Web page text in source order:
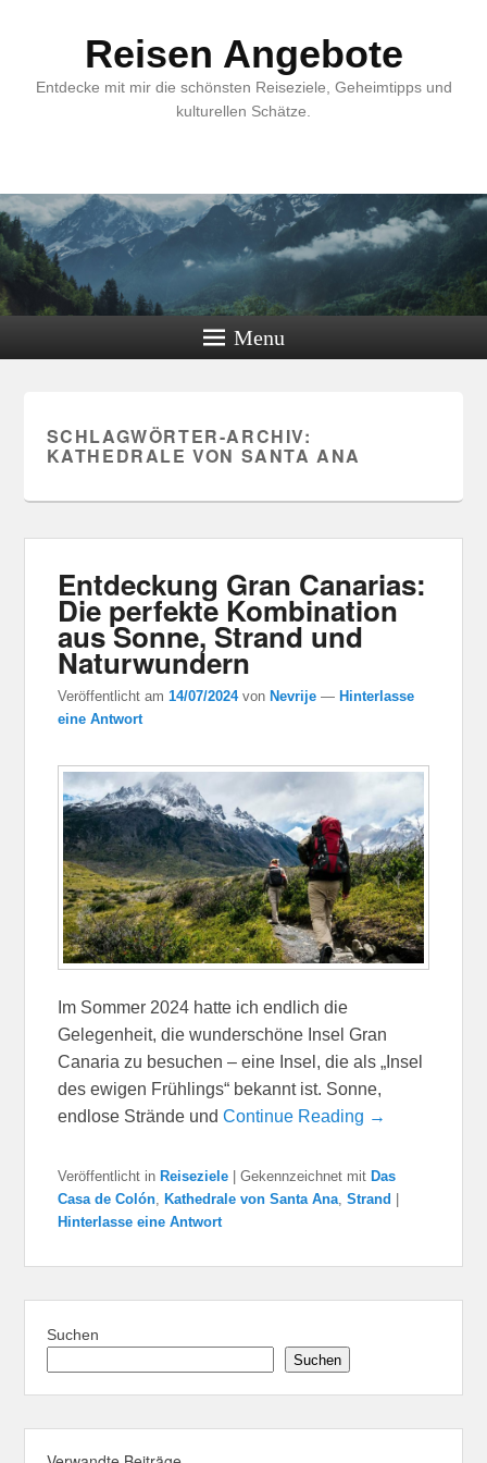
Reisen Angebote
Entdecke mit mir die schönsten Reiseziele, Geheimtipps und
kulturellen Schätze.
Menu
SCHLAGWÖRTER-ARCHIV:
KATHEDRALE VON SANTA ANA
Entdeckung Gran Canarias:
Die perfekte Kombination
aus Sonne, Strand und
Naturwundern
Veröffentlicht am14/07/2024 von Nevrije — Hinterlasse
eine Antwort
Im Sommer 2024 hatte ich endlich die
Gelegenheit, die wunderschöne Insel Gran
Canaria zu besuchen – eine Insel, die als „Insel
des ewigen Frühlings“ bekannt ist. Sonne,
endlose Strände undContinue Reading →
Veröffentlicht in Reiseziele |Gekennzeichnet mit Das
Casa de Colón, Kathedrale von Santa Ana,Strand
Hinterlasse eine Antwort
Suchen
Suchen